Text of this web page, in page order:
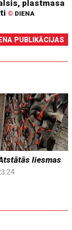
plastmasa
© DIENA
PUBLIKĀCIJAS
liesmas